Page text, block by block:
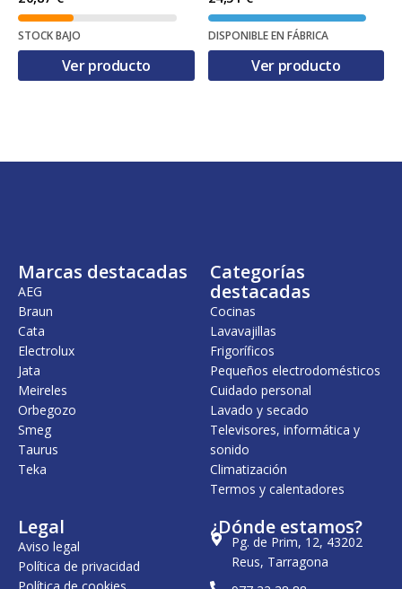
STOCK BAJO
Ver producto
DISPONIBLE EN FÁBRICA
Ver producto
Marcas destacadas
AEG
Braun
Cata
Electrolux
Jata
Meireles
Orbegozo
Smeg
Taurus
Teka
Categorías
destacadas
Cocinas
Lavavajillas
Frigoríficos
Pequeños electrodomésticos
Cuidado personal
Lavado y secado
Televisores, informática y
sonido
Climatización
Termos y calentadores
Legal
Aviso legal
Política de privacidad
¿Dónde estamos?
Pg. de Prim, 12, 43202
Reus, Tarragona